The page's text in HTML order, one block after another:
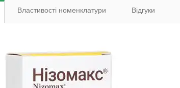
Властивості номенклатури Відгуки